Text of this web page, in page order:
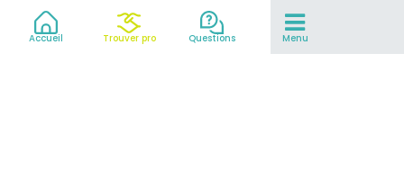
Accueil Trouver pro Questions Menu
Rejoignez-nous !
Conseils du pro